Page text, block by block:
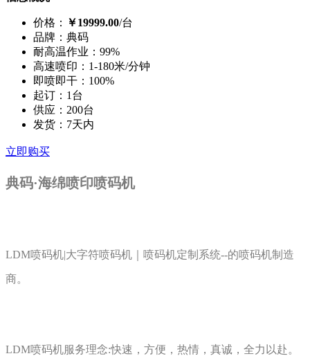
价格： ￥19999.00/台
品牌： 典码
耐高温作业： 99%
高速喷印： 1-180米/分钟
即喷即干： 100%
起订： 1台
供应： 200台
发货： 7天内
立即购买
典码·海绵喷印喷码机
LDM喷码机|大字符喷码机｜喷码机定制系统--的喷码机制造
商。
LDM喷码机服务理念:快速，方便，热情，真诚，全力以赴。